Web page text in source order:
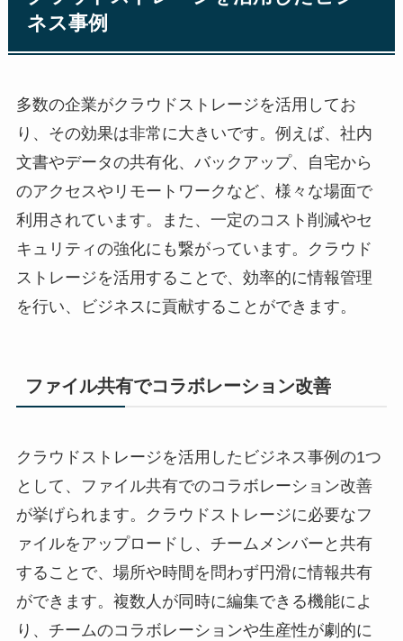
ネス事例
多数の企業がクラウドストレージを活用してお
り、その効果は非常に大きいです。例えば、社内
文書やデータの共有化、バックアップ、自宅から
のアクセスやリモートワークなど、様々な場面で
利用されています。また、一定のコスト削減やセ
キュリティの強化にも繋がっています。クラウド
ストレージを活用することで、効率的に情報管理
を行い、ビジネスに貢献することができます。
ファイル共有でコラボレーション改善
クラウドストレージを活用したビジネス事例の1つ
として、ファイル共有でのコラボレーション改善
が挙げられます。クラウドストレージに必要なフ
ァイルをアップロードし、チームメンバーと共有
することで、場所や時間を問わず円滑に情報共有
ができます。複数人が同時に編集できる機能によ
り、チームのコラボレーションや生産性が劇的に